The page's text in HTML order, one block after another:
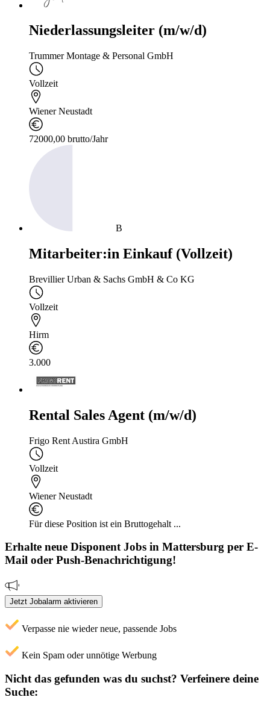
Niederlassungsleiter (m/w/d)
Trummer Montage & Personal GmbH
Vollzeit
Wiener Neustadt
72000,00 brutto/Jahr
B
Mitarbeiter:in Einkauf (Vollzeit)
Brevillier Urban & Sachs GmbH & Co KG
Vollzeit
Hirm
3.000
Rental Sales Agent (m/w/d)
Frigo Rent Austira GmbH
Vollzeit
Wiener Neustadt
Für diese Position ist ein Bruttogehalt ...
Erhalte neue DisponentJobs in Mattersburg per E-
Mail oder Push-Benachrichtigung!
Jetzt Jobalarm aktivieren
Verpasse nie wieder neue, passende Jobs
Kein Spam oder unnötige Werbung
Nicht das gefunden was du suchst? Verfeinere deine
Suche: